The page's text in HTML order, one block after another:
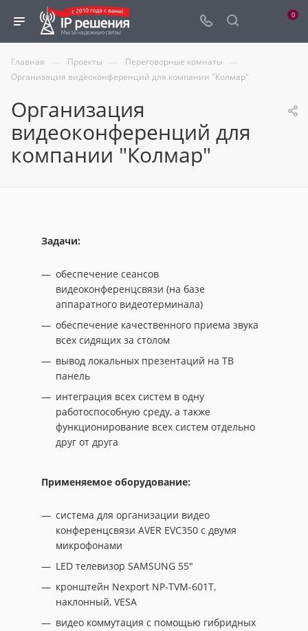
0
Главная — Проекты — Переговорные комнаты —
Организация видеоконференций для компании "Колмар"
Организация
видеоконференций для
компании "Колмар"
Задачи:
обеспечение сеансов
видеоконференцсвязи (на базе
аппаратного видеотерминала)
обеспечение качественного приема звука
всех сидящих за столом
вывод локальных презентаций на ТВ
панель
интеграция всех систем в одну
работоспособную среду, а также
функционирование всех систем отдельно
друг от друга
Применяемое оборудование:
система для организации видео
конференцсвязи AVER EVC350 с двумя
микрофонами
LED телевизор SAMSUNG 55"
кронштейн Nexport NP-TVM-601T,
наклонный, VESA
видео коммутация с помощью гибридных